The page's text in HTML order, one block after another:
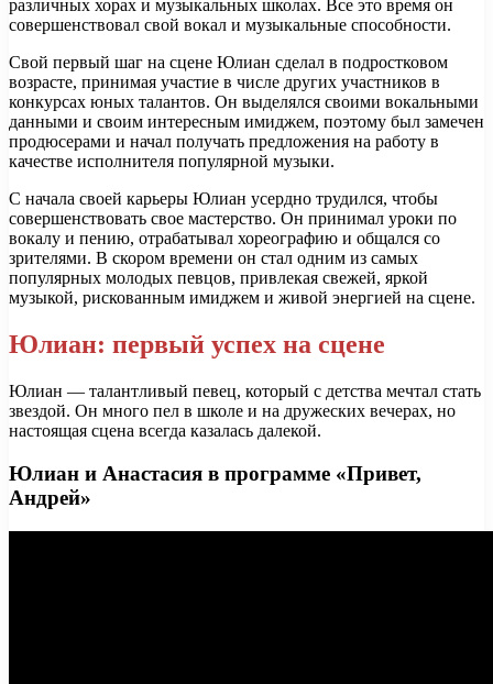
различных хорах и музыкальных школах. Все это время он
совершенствовал свой вокал и музыкальные способности.
Свой первый шаг на сцене Юлиан сделал в подростковом
возрасте, принимая участие в числе других участников в
конкурсах юных талантов. Он выделялся своими вокальными
данными и своим интересным имиджем, поэтому был замечен
продюсерами и начал получать предложения на работу в
качестве исполнителя популярной музыки.
С начала своей карьеры Юлиан усердно трудился, чтобы
совершенствовать свое мастерство. Он принимал уроки по
вокалу и пению, отрабатывал хореографию и общался со
зрителями. В скором времени он стал одним из самых
популярных молодых певцов, привлекая свежей, яркой
музыкой, рискованным имиджем и живой энергией на сцене.
Юлиан: первый успех на сцене
Юлиан — талантливый певец, который с детства мечтал стать
звездой. Он много пел в школе и на дружеских вечерах, но
настоящая сцена всегда казалась далекой.
Юлиан и Анастасия в программе «Привет,
Андрей»